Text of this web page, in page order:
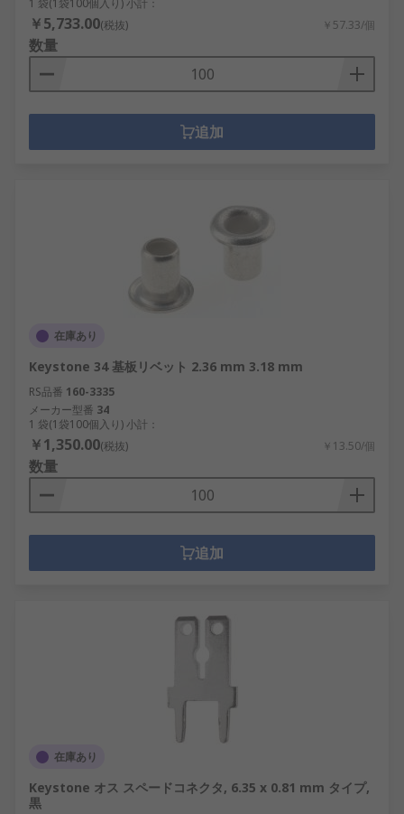
1 袋(1袋100個入り) 小計：
￥5,733.00(税抜) ￥57.33/個
数量
追加
在庫あり
Keystone 34 基板リベット 2.36 mm 3.18 mm
RS品番 160-3335
メーカー型番 34
1 袋(1袋100個入り) 小計：
￥1,350.00(税抜) ￥13.50/個
数量
追加
在庫あり
Keystone オス スペードコネクタ, 6.35 x 0.81 mm タイプ,
黒